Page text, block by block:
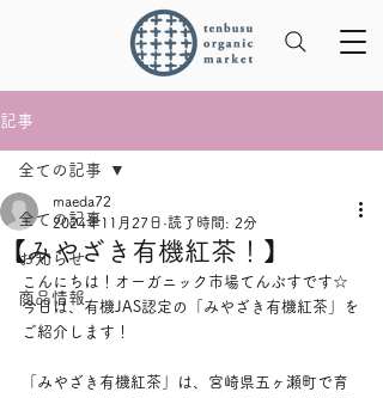
記事
全ての記事
お知らせ
商品情報
全ての記事
【みやざき有機紅茶！】
maeda72
2024年11月27日 読了時間: 2分
こんにちは！オーガニック市場てんぶすです☆
今日は、有機JAS認定の「みやざき有機紅茶」を
ご紹介します！
「みやざき有機紅茶」は、宮崎県五ヶ瀬町で育